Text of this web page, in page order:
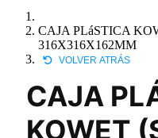
CAJA PLáSTICA
316X316X162MM
VOLVER ATRÁS
CAJA
KOWET